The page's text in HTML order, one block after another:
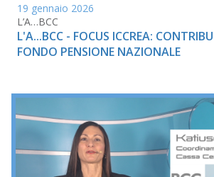
19 gennaio 2026
L’A…BCC
L'A...BCC - FOCUS ICCREA:
FONDO PENSIONE NAZIONALE